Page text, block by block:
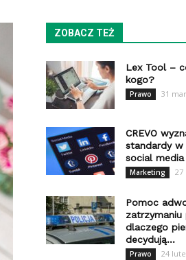
ZOBACZ TEŻ
Lex Tool –
kogo?
Prawo 31
CREVO
standardy w
social media
Marketing 27
Pomoc
dlaczego
decydują...
Prawo 24